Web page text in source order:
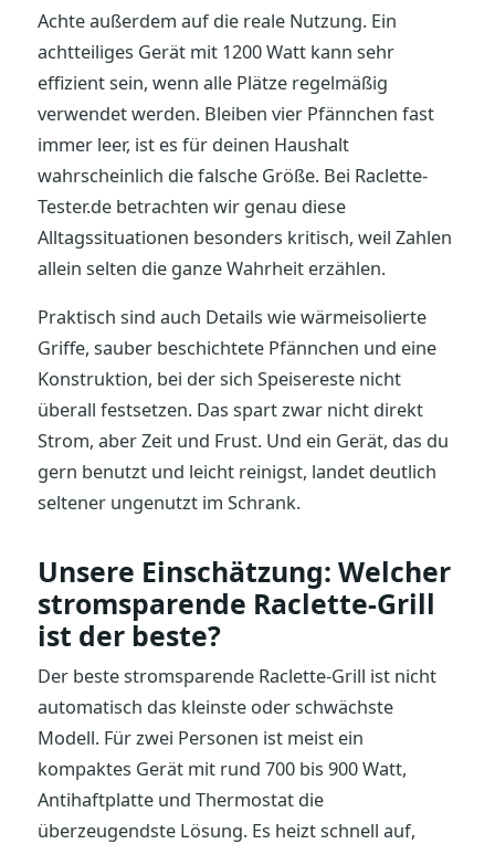
Achte außerdem auf die reale Nutzung. Ein
achtteiliges Gerät mit 1200 Watt kann sehr
effizient sein, wenn alle Plätze regelmäßig
verwendet werden. Bleiben vier Pfännchen fast
immer leer, ist es für deinen Haushalt
wahrscheinlich die falsche Größe. Bei Raclette-
Tester.de betrachten wir genau diese
Alltagssituationen besonders kritisch, weil Zahlen
allein selten die ganze Wahrheit erzählen.
Praktisch sind auch Details wie wärmeisolierte
Griffe, sauber beschichtete Pfännchen und eine
Konstruktion, bei der sich Speisereste nicht
überall festsetzen. Das spart zwar nicht direkt
Strom, aber Zeit und Frust. Und ein Gerät, das du
gern benutzt und leicht reinigst, landet deutlich
seltener ungenutzt im Schrank.
Unsere Einschätzung: Welcher
stromsparende Raclette-Grill
ist der beste?
Der beste stromsparende Raclette-Grill ist nicht
automatisch das kleinste oder schwächste
Modell. Für zwei Personen ist meist ein
kompaktes Gerät mit rund 700 bis 900 Watt,
Antihaftplatte und Thermostat die
überzeugendste Lösung. Es heizt schnell auf,